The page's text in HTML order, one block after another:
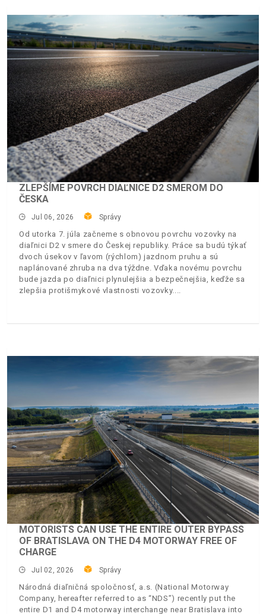
ZLEPŠÍME POVRCH DIAĽNICE D2 SMEROM DO
ČESKA
Jul 06, 2026 Správy
Od utorka 7. júla začneme s obnovou povrchu vozovky na
diaľnici D2 v smere do Českej republiky. Práce sa budú týkať
dvoch úsekov v ľavom (rýchlom) jazdnom pruhu a sú
naplánované zhruba na dva týždne. Vďaka novému povrchu
bude jazda po diaľnici plynulejšia a bezpečnejšia, keďže sa
zlepšia protišmykové vlastnosti vozovky.
MOTORISTS CAN USE THE ENTIRE OUTER BYPASS
OF BRATISLAVA ON THE D4 MOTORWAY FREE OF
CHARGE
Jul 02, 2026 Správy
Národná diaľničná spoločnosť, a.s. (National Motorway
Company, hereafter referred to as “NDS”) recently put the
entire D1 and D4 motorway interchange near Bratislava into